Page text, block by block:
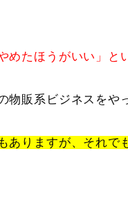
めたほうがいい」と
販系ビジネスをや
ありますが、それで